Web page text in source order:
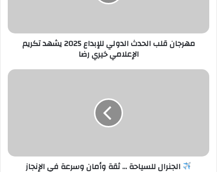
ر
مهرجان قلب الحدث الدولي للإبداع 2025 يشهد تكريم
الإعلامي خيري رضا
الجنرال للسياحة … ثقة وأمان وسرعة في الإنجاز